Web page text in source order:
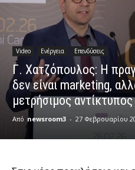
Video Ενέργεια Επενδύσεις
Γ. Χατζόπουλος: Η
δεν είναι marketing,
μετρήσιμος αντίκτυπος
Από newsroom3 - 27 Φεβρουαρίου